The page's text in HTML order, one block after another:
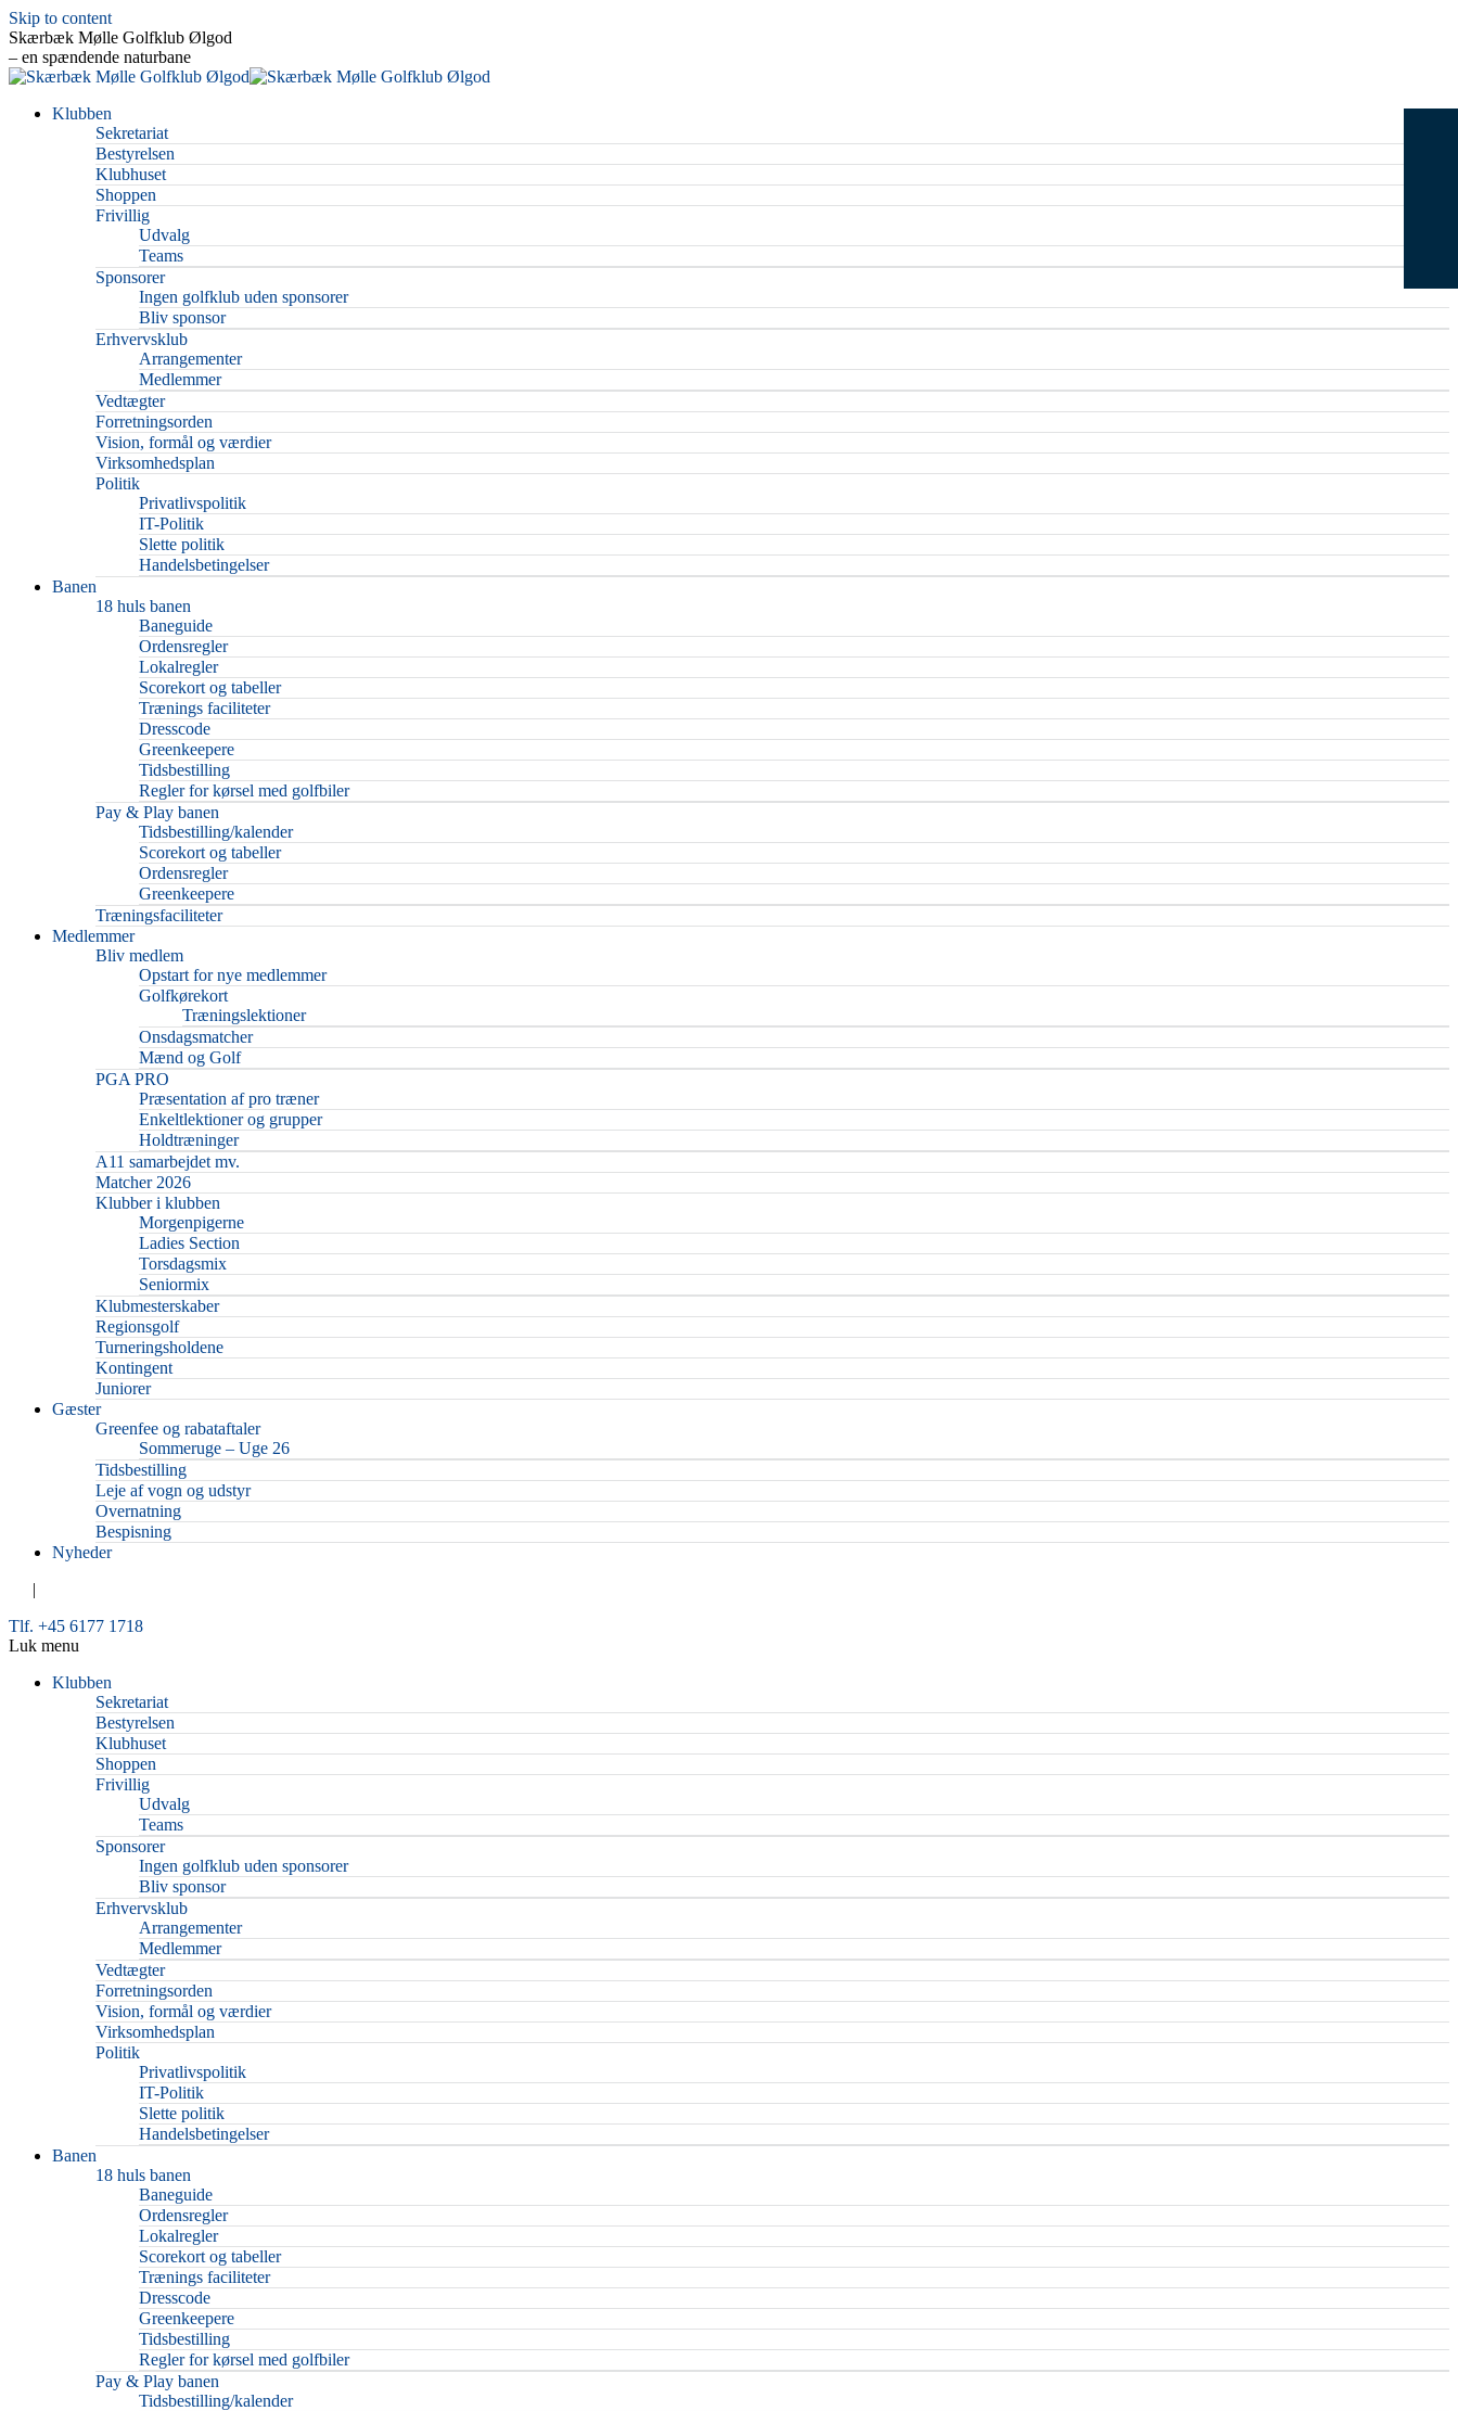
Skip to content
Skærbæk Mølle Golfklub Ølgod
– en spændende naturbane
Klubben
Sekretariat
Bestyrelsen
Klubhuset
Shoppen
Frivillig
Udvalg
Teams
Sponsorer
Ingen golfklub uden sponsorer
Bliv sponsor
Erhvervsklub
Arrangementer
Medlemmer
Vedtægter
Forretningsorden
Vision, formål og værdier
Virksomhedsplan
Politik
Privatlivspolitik
IT-Politik
Slette politik
Handelsbetingelser
Banen
18 huls banen
Baneguide
Ordensregler
Lokalregler
Scorekort og tabeller
Trænings faciliteter
Dresscode
Greenkeepere
Tidsbestilling
Regler for kørsel med golfbiler
Pay & Play banen
Tidsbestilling/kalender
Scorekort og tabeller
Ordensregler
Greenkeepere
Træningsfaciliteter
Medlemmer
Bliv medlem
Opstart for nye medlemmer
Golfkørekort
Træningslektioner
Onsdagsmatcher
Mænd og Golf
PGA PRO
Præsentation af pro træner
Enkeltlektioner og grupper
Holdtræninger
A11 samarbejdet mv.
Matcher 2026
Klubber i klubben
Morgenpigerne
Ladies Section
Torsdagsmix
Seniormix
Klubmesterskaber
Regionsgolf
Turneringsholdene
Kontingent
Juniorer
Gæster
Greenfee og rabataftaler
Sommeruge – Uge 26
Tidsbestilling
Leje af vogn og udstyr
Overnatning
Bespisning
Nyheder
|
Tlf. +45 6177 1718
Luk menu
Klubben
Sekretariat
Bestyrelsen
Klubhuset
Shoppen
Frivillig
Udvalg
Teams
Sponsorer
Ingen golfklub uden sponsorer
Bliv sponsor
Erhvervsklub
Arrangementer
Medlemmer
Vedtægter
Forretningsorden
Vision, formål og værdier
Virksomhedsplan
Politik
Privatlivspolitik
IT-Politik
Slette politik
Handelsbetingelser
Banen
18 huls banen
Baneguide
Ordensregler
Lokalregler
Scorekort og tabeller
Trænings faciliteter
Dresscode
Greenkeepere
Tidsbestilling
Regler for kørsel med golfbiler
Pay & Play banen
Tidsbestilling/kalender